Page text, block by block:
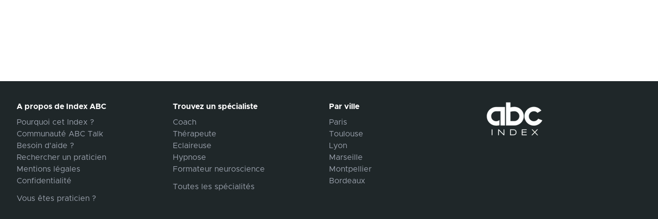
A propos de Index ABC
Pourquoi cet Index ?
Communauté ABC Talk
Besoin d'aide ?
Rechercher un praticien
Mentions légales
Confidentialité
Vous êtes praticien ?
Trouvez un spécialiste
Coach
Thérapeute
Eclaireuse
Hypnose
Formateur neuroscience
Toutes les spécialités
Par ville
Paris
Toulouse
Lyon
Marseille
Montpellier
Bordeaux